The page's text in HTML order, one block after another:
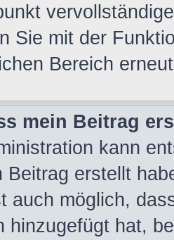
Sie mit der
Bereich
mein Beitrag
kann
Beitrag erstellt
auch möglich,
hinzugefügt hat,